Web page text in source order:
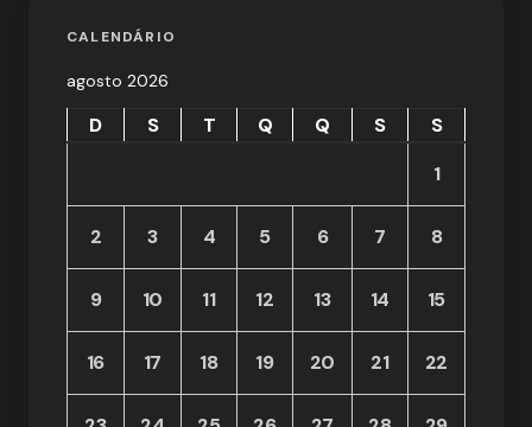
CALENDÁRIO
agosto 2026
D S T Q Q S
S
1
2 3 4 5 6 7 8
9 10 11 12 13 14 15
16 17 18 19 20 21 22